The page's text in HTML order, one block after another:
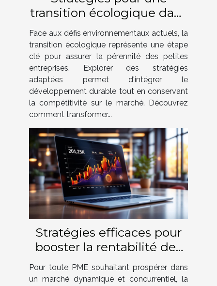
transition écologique dans
les petites entreprises
Face aux défis environnementaux actuels, la
transition écologique représente une étape
clé pour assurer la pérennité des petites
entreprises. Explorer des stratégies
adaptées permet d'intégrer le
développement durable tout en conservant
la compétitivité sur le marché. Découvrez
comment transformer...
Stratégies efficaces pour
booster la rentabilité des
PME
Pour toute PME souhaitant prospérer dans
un marché dynamique et concurrentiel, la